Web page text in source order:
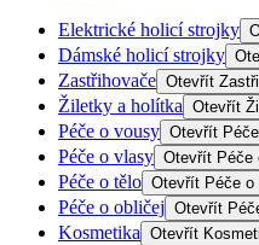
Elektrické holicí strojky
Dámské holicí strojky
Zastřihovače Otevřít
Žiletky a holítka Otevřít
Péče o vousy Otevřít
Péče o vlasy Otevřít Péče
Péče o tělo Otevřít Péče o
Péče o obličej Otevřít
Kosmetika Otevřít